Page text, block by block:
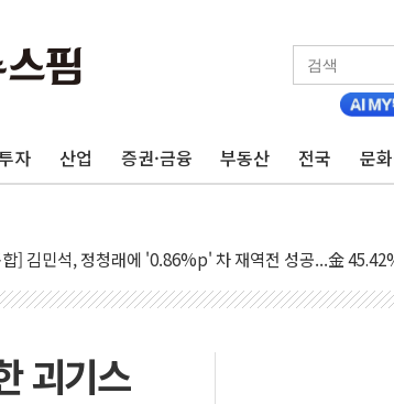
자 산업 증권·금융 부동산 전국 문
시 재난예산 40억 긴급 투입…고수온 양식장 복구·지원
·영덕 '호우특보'-포항 '산사태 주의보'...경북도, 호우 피
합동연설회 나선 송영길·정청래·김민석 당대표 후보
석, 2주차 제주·인천 경선서 정청래에 승리...47.75% vs
] 민주, 제주·인천 경선 결과 발표...김민석 47.75% 정청
] 민주, 인천 경선 결과 발표...김민석 45.09% 정청래
괴기스